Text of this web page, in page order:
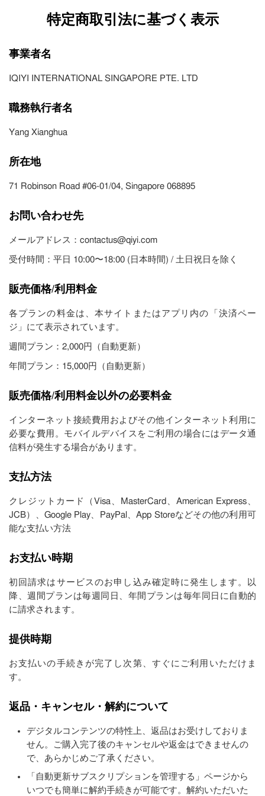
特定商取引法に基づく表示
事業者名
IQIYI INTERNATIONAL SINGAPORE PTE. LTD
職務執行者名
Yang Xianghua
所在地
71 Robinson Road #06-01/04, Singapore 068895
お問い合わせ先
メールアドレス：contactus@qiyi.com
受付時間：平日 10:00〜18:00 (日本時間) / 土日祝日を除く
販売価格/利用料金
各プランの料金は、本サイトまたはアプリ内の「決済ペー
ジ」にて表示されています。
週間プラン：2,000円（自動更新）
年間プラン：15,000円（自動更新）
販売価格/利用料金以外の必要料金
インターネット接続費用およびその他インターネット利用に
必要な費用。モバイルデバイスをご利用の場合にはデータ通
信料が発生する場合があります。
支払方法
クレジットカード（Visa、MasterCard、American Express、
JCB）、Google Play、PayPal、App Storeなどその他の利用可
能な支払い方法
お支払い時期
初回請求はサービスのお申し込み確定時に発生します。以
降、週間プランは毎週同日、年間プランは毎年同日に自動的
に請求されます。
提供時期
お支払いの手続きが完了し次第、すぐにご利用いただけま
す。
返品・キャンセル・解約について
デジタルコンテンツの特性上、返品はお受けしておりま
せん。ご購入完了後のキャンセルや返金はできませんの
で、あらかじめご了承ください。
「自動更新サブスクリプションを管理する」ページから
いつでも簡単に解約手続きが可能です。解約いただいた